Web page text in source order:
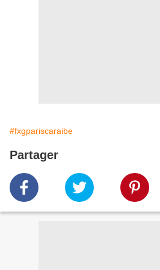
#fxgpariscaraibe
Partager